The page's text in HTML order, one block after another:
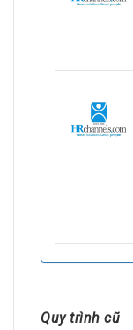
Quy trình cũ